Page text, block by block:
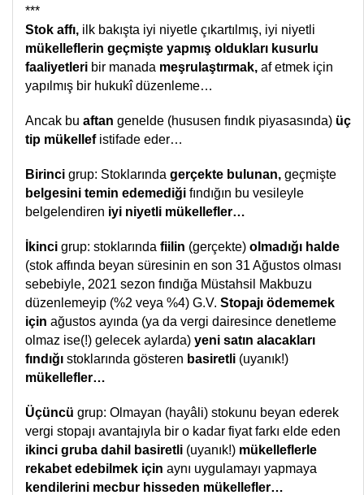
***
Stok affı, ilk bakışta iyi niyetle çıkartılmış, iyi niyetli
mükelleflerin geçmişte yapmış oldukları kusurlu
faaliyetleri bir manada meşrulaştırmak, af etmek için
yapılmış bir hukukî düzenleme…
Ancak bu aftan genelde (hususen fındık piyasasında) üç
tip mükellefistifade eder…
Birinci grup: Stoklarında gerçekte bulunan, geçmişte
belgesini temin edemediği fındığın bu vesileyle
belgelendiren iyi niyetli mükellefler…
İkinci grup: stoklarında fiilin (gerçekte) olmadığı halde
(stok affında beyan süresinin en son 31 Ağustos olması
sebebiyle, 2021 sezon fındığa Müstahsil Makbuzu
düzenlemeyip (%2 veya %4) G.V. Stopajı ödememek
için ağustos ayında (ya da vergi dairesince denetleme
olmaz ise(!) gelecek aylarda) yeni satın alacakları
fındığı stoklarında gösteren basiretli (uyanık!)
mükellefler…
Üçüncü grup: Olmayan (hayâli) stokunu beyan ederek
vergi stopajı avantajıyla bir o kadar fiyat farkı elde eden
ikinci gruba dahil basiretli (uyanık!) mükelleflerle
rekabet edebilmek için aynı uygulamayı yapmaya
kendilerini mecbur hisseden mükellefler…